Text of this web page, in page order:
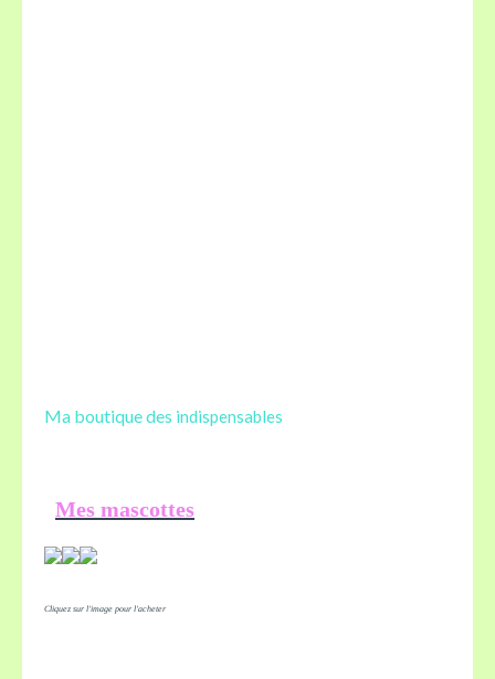
Ma boutique des indispensables
Mes mascottes
Cliquez sur l'image pour l'acheter